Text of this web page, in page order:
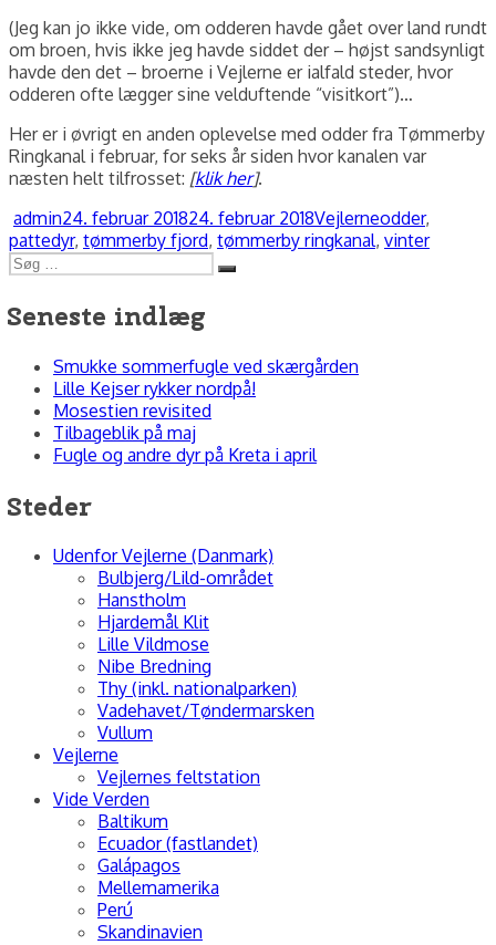
(Jeg kan jo ikke vide, om odderen havde gået over land rundt
om broen, hvis ikke jeg havde siddet der – højst sandsynligt
havde den det – broerne i Vejlerne er ialfald steder, hvor
odderen ofte lægger sine velduftende “visitkort”)…
Her er i øvrigt en anden oplevelse med odder fra Tømmerby
Ringkanal i februar, for seks år siden hvor kanalen var
næsten helt tilfrosset: [klik her].
Forfatter
adminUdgivet
24. februar 201824. februar 2018Kategorier
VejlerneTags
odder,
pattedyr, tømmerby fjord, tømmerby ringkanal, vinter
Søg
efter:
Søg
Seneste indlæg
Smukke sommerfugle ved skærgården
Lille Kejser rykker nordpå!
Mosestien revisited
Tilbageblik på maj
Fugle og andre dyr på Kreta i april
Steder
Udenfor Vejlerne (Danmark)
Bulbjerg/Lild-området
Hanstholm
Hjardemål Klit
Lille Vildmose
Nibe Bredning
Thy (inkl. nationalparken)
Vadehavet/Tøndermarsken
Vullum
Vejlerne
Vejlernes feltstation
Vide Verden
Baltikum
Ecuador (fastlandet)
Galápagos
Mellemamerika
Perú
Skandinavien